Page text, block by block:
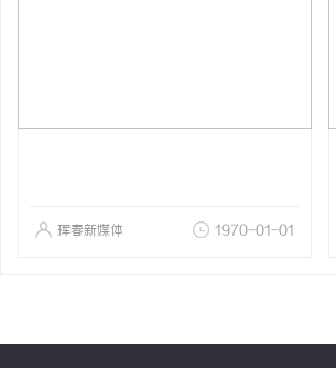
珲春新媒体 1970-01-01